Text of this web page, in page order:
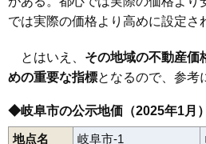
では実際の価格より高めに設定さ
とはいえ、 その地域の不動産価
めの重要な指標となるので、参考
◆岐阜市の公示地価（2025年1月）
地点名 岐阜市-1